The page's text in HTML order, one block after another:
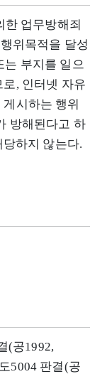
한 업무방해죄
위목적을 달성
는 부지를 일으
, 인터넷 자유
시하는 행위
방해된다고 하
당하지 않는다.
(공1992,
5004 판결(공